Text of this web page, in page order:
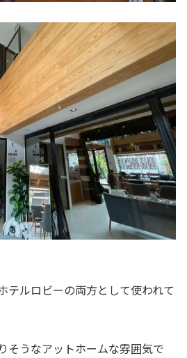
テルロビーの両方として使われて
そうなアットホームな雰囲気で